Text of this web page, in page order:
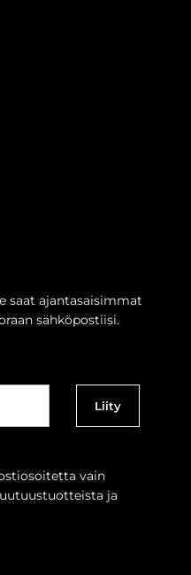
saat ajantasaisimmat
sähköpostiisi.
vain
ja